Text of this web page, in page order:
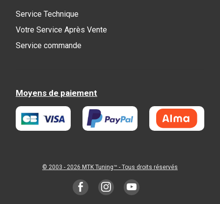
Service Technique
Votre Service Après Vente
Service commande
Moyens de paiement
© 2003 - 2026 MTK Tuning™ - Tous droits réservés